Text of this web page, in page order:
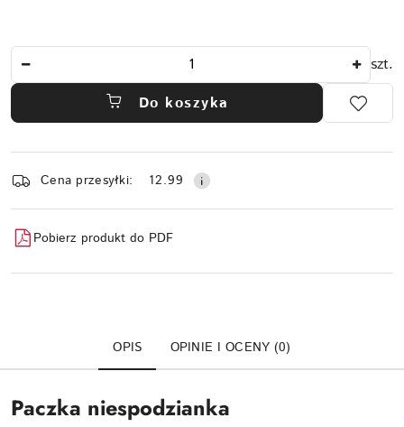
szt.
Do koszyka
i
dostawa
Cena przesyłki: 12.99
Pobierz produkt do PDF
OPIS OPINIE I OCENY (0)
Paczka niespodzianka